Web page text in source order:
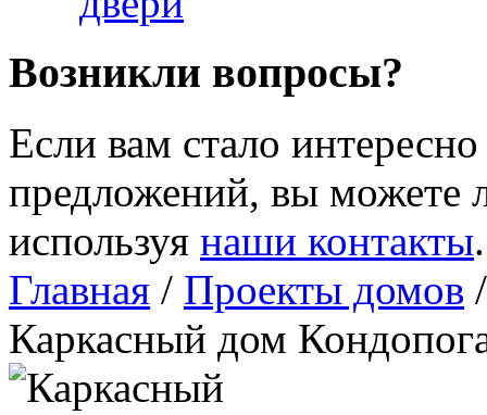
Возникли вопросы?
Если вам стало
предложений, вы можете
используя наши контакты.
Главная / Проекты домов
Каркасный дом